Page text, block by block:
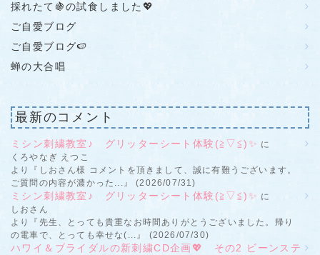
採れたて🍇の試食しました💖
ご自愛ブログ
ご自愛ブログ🍉
蝉の大合唱
最新のコメント
ミシン刺繍教室♪ グリッターシート体験(≧▽≦)✨ に
くろやなぎ えつこ
より『しおさん様 コメントを頂きまして、誠に有難うございます。
ご質問の内容が濃かった...』 (2026/07/31)
ミシン刺繍教室♪ グリッターシート体験(≧▽≦)✨ に
しおさん
より『先生、とっても貴重なお時間ありがとうございました。帰り
の電車で、とっても幸せな(...』 (2026/07/30)
ハワイ＆ブライダルの新刺繍CD企画💖 その2 ビーンステ